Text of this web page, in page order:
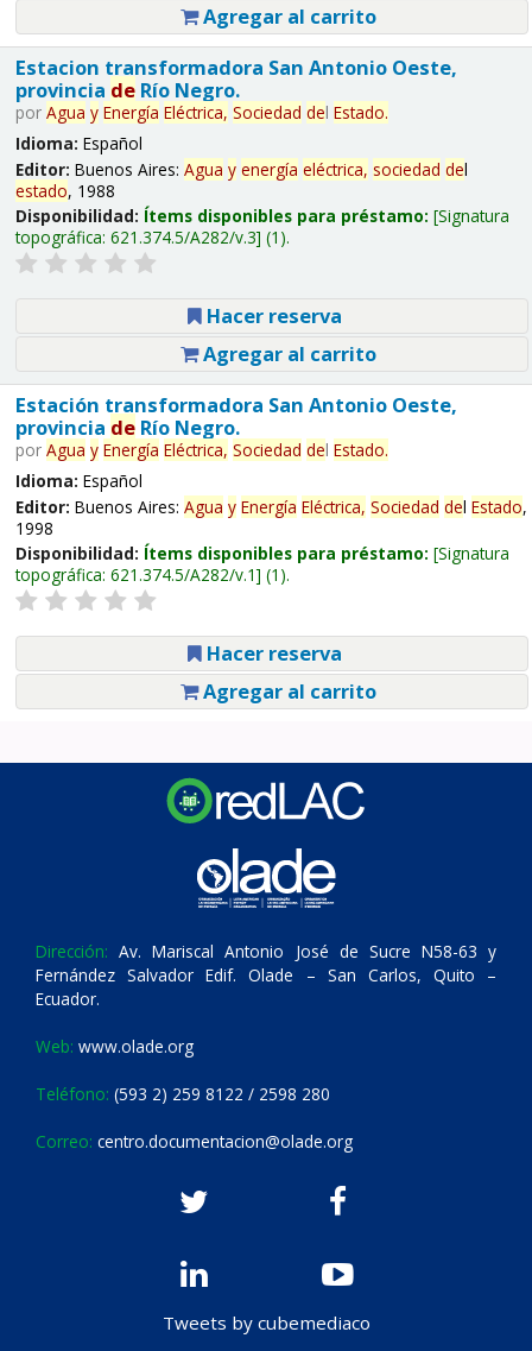
Agregar al carrito
Estacion transformadora San Antonio Oeste,
provincia deRío Negro.
por Agua y Energía Eléctrica, Sociedad del Estado.
Idioma: Español
Editor: Buenos Aires: Agua y energía eléctrica, sociedad del
estado, 1988
Disponibilidad: Ítems disponibles para préstamo: Signatura
topográfica: 621.374.5/A282/v.3 (1).
Hacer reserva
Agregar al carrito
Estación transformadora San Antonio Oeste,
provincia deRío Negro.
por Agua y Energía Eléctrica, Sociedad del Estado.
Idioma: Español
Editor: Buenos Aires: Agua y Energía Eléctrica, Sociedad del Estado,
1998
Disponibilidad: Ítems disponibles para préstamo: Signatura
topográfica: 621.374.5/A282/v.1 (1).
Hacer reserva
Agregar al carrito
Dirección: Av. Mariscal Antonio José de Sucre N58-63 y
Fernández Salvador Edif. Olade – San Carlos, Quito –
Ecuador.
Web: www.olade.org
Teléfono: (593 2) 259 8122 / 2598 280
Correo: centro.documentacion@olade.org
Tweets by cubemediaco